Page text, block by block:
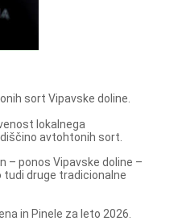
sort Vipavske doline.
lokalnega
avtohtonih sort.
– ponos Vipavske doline –
druge tradicionalne
in Pinele za leto 2026.